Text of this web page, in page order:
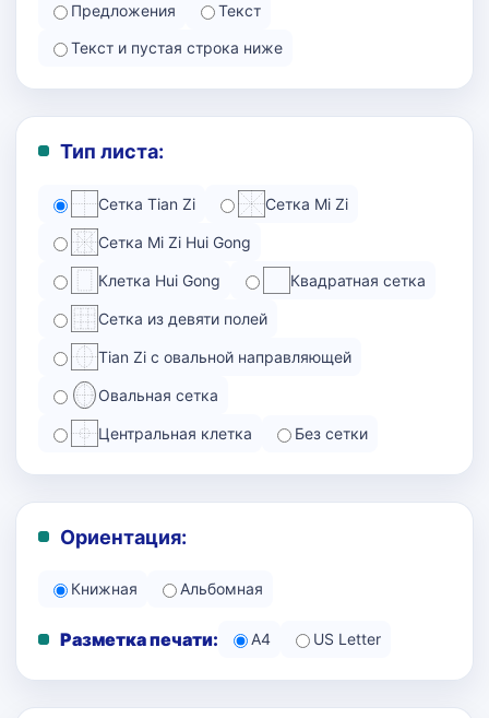
Предложения
Текст
Текст и пустая строка ниже
Тип листа:
Сетка Tian Zi Сетка Mi Zi
Сетка Mi Zi Hui Gong
Клетка Hui Gong Квадратная сетка
Сетка из девяти полей
Tian Zi с овальной направляющей
Овальная сетка
Центральная клетка Без сетки
Ориентация:
Книжная Альбомная
Разметка печати: A4 US Letter